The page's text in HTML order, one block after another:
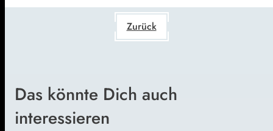
Zurück
Das könnte Dich auch
interessieren